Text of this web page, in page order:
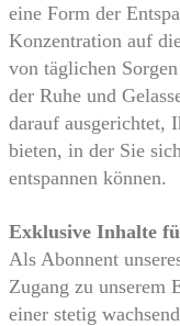
eine Form der
Konzentration auf
von täglichen
der Ruhe und
darauf ausgerichtet,
bieten, in der Sie
entspannen können.
Exklusive Inhalte
Als Abonnent
Zugang zu unserem
einer stetig